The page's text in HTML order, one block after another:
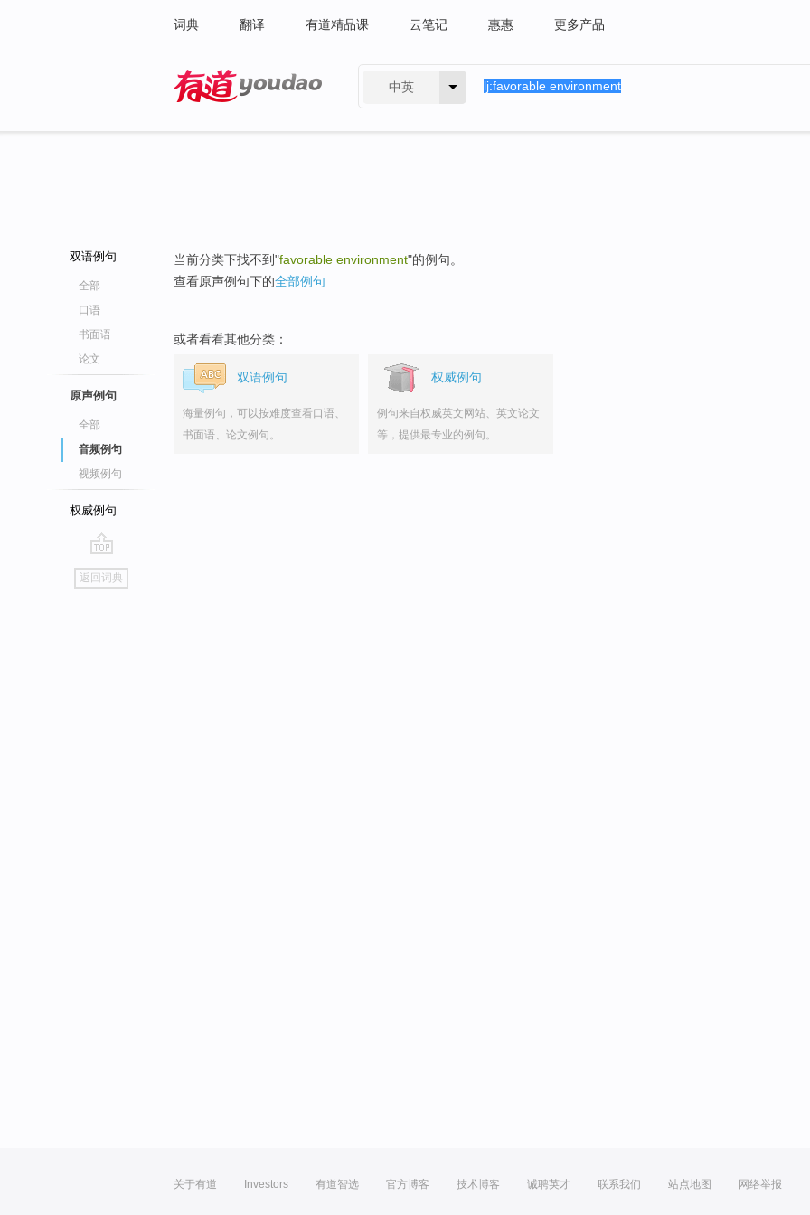
词典 翻译 有道精品课 云笔记 惠惠 更多产品
中英
双语例句
全部
口语
书面语
论文
原声例句
全部
音频例句
视频例句
权威例句
go
top
返回词典
当前分类下找不到"favorable environment"的例句。
查看原声例句下的全部例句
或者看看其他分类：
双语例句
海量例句，可以按难度查看口语、
书面语、论文例句。
权威例句
例句来自权威英文网站、英文论文
等，提供最专业的例句。
关于有道 Investors 有道智选 官方博客 技术博客 诚聘英才 联系我们 站点地图 网络举报